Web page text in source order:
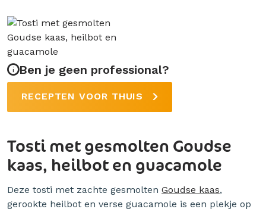
Ben je geen professional?
RECEPTEN VOOR THUIS
Tosti met gesmolten Goudse
kaas, heilbot en guacamole
Deze tosti met zachte gesmolten Goudse kaas,
gerookte heilbot en verse guacamole is een plekje op